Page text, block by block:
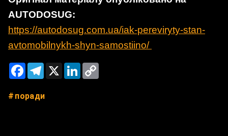
AUTODOSUG:
https://autodosug.com.ua/iak-pereviryty-stan-
avtomobilnykh-shyn-samostiino/
FacebookTelegram
X LinkedIn
поради